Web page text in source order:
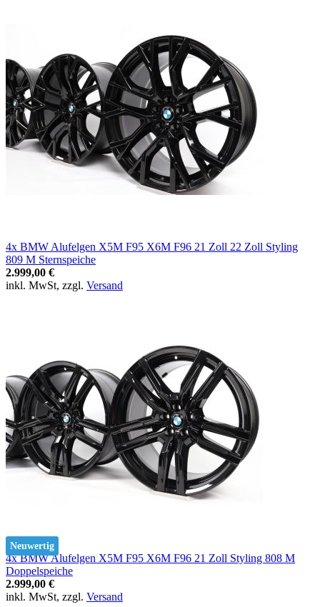
4x BMW Alufelgen X5M F95 X6M F96 21 Zoll 22 Zoll Styling
809 M Sternspeiche
2.999,00 €
inkl. MwSt, zzgl. Versand
Neuwertig
4x BMW Alufelgen X5M F95 X6M F96 21 Zoll Styling 808 M
Doppelspeiche
2.999,00 €
inkl. MwSt, zzgl. Versand